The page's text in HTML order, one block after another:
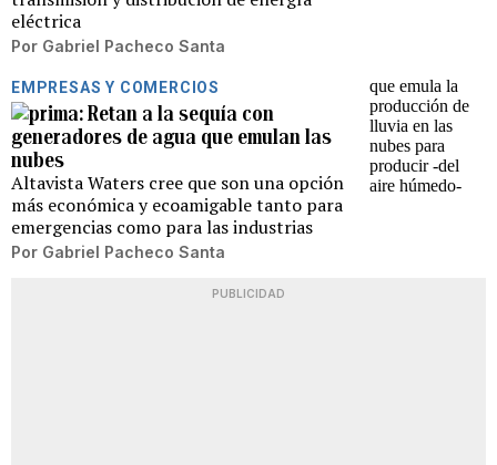
eléctrica
Por Gabriel Pacheco Santa
EMPRESAS Y COMERCIOS
Retan a la sequía con
generadores de agua que emulan las
nubes
Altavista Waters cree que son una opción
más económica y ecoamigable tanto para
emergencias como para las industrias
Por Gabriel Pacheco Santa
PUBLICIDAD